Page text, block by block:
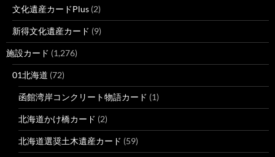
文化遺産カードPlus (2)
新得文化遺産カード (9)
施設カード (1,276)
01北海道 (72)
函館湾岸コンクリート物語カード (1)
北海道かけ橋カード (2)
北海道選奨土木遺産カード (59)